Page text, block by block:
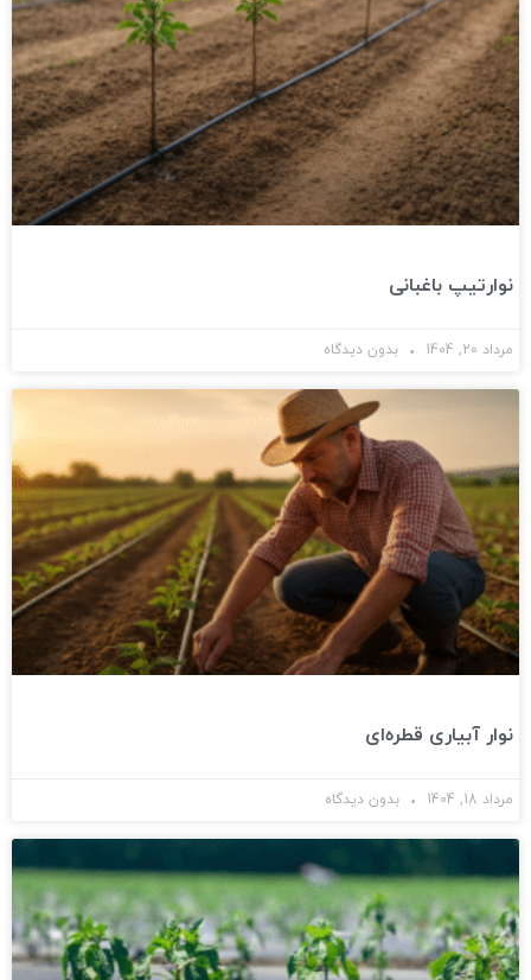
نوارتیپ باغبانی
مرداد 20, 1404 بدون دیدگاه
نوار آبیاری قطره‌ای
مرداد 18, 1404 بدون دیدگاه